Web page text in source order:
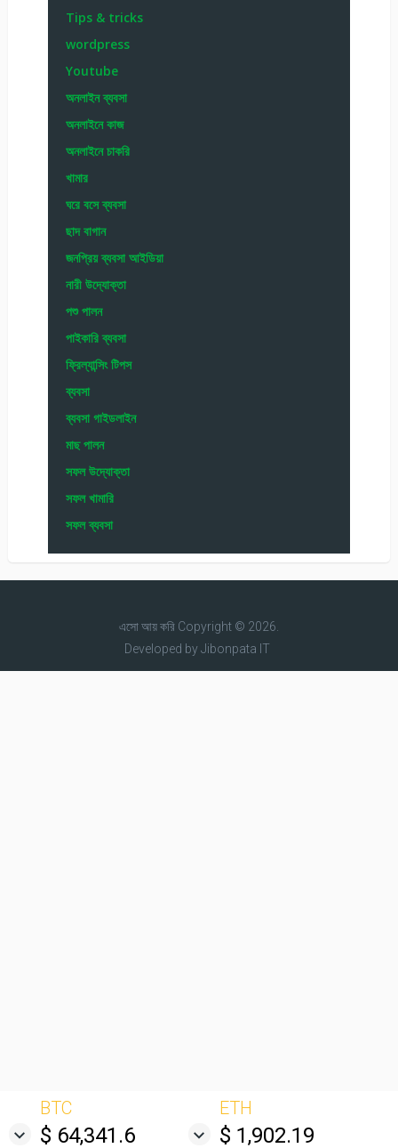
Tips & tricks
wordpress
Youtube
অনলাইন ব্যবসা
অনলাইনে কাজ
অনলাইনে চাকরি
খামার
ঘরে বসে ব্যবসা
ছাদ বাগান
জনপ্রিয় ব্যবসা আইডিয়া
নারী উদ্যোক্তা
পশু পালন
পাইকারি ব্যবসা
ফ্রিল্যান্সিং টিপস
ব্যবসা
ব্যবসা গাইডলাইন
মাছ পালন
সফল উদ্যোক্তা
সফল খামারি
সফল ব্যবসা
এসো আয় করিCopyright © 2026.
Developed byJibonpata IT
BTC
$ 64,341.6
ETH
$ 1,902.19